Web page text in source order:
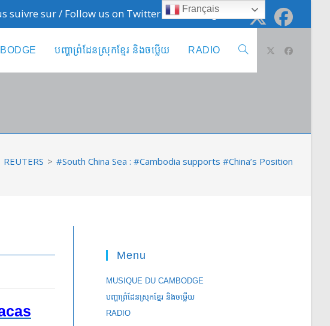
sur / Follow us on Twitter @cambodge_info
បញ្ហាព្រំដែនស្រុកខ្មែរ និងចឞ្លើយ RADIO Toggle
REUTERS > #South China Sea : #Cambodia supports #China’s Position
Menu
MUSIQUE DU CAMBODGE
បញ្ហាព្រំដែនស្រុកខ្មែរ និងចឞ្លើយ
RADIO
Français